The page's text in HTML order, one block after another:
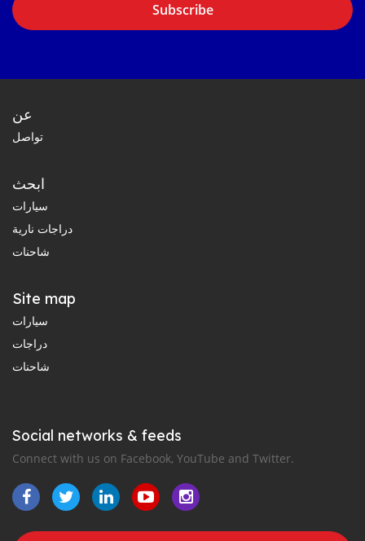
Subscribe
عن
تواصل
ابحث
سيارات
دراجات نارية
شاحنات
Site map
سيارات
دراجات
شاحنات
Social networks & feeds
Connect with us on Facebook, YouTube and Twitter.